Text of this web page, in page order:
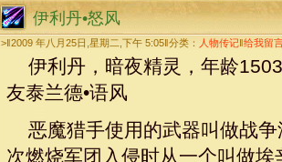
伊利丹•怒风
>‖2009 年八月25日,星期二,下午 5:05‖分类： 人物传记 给我留
伊利丹，暗夜精灵，年龄
友泰兰德•语风
恶魔猎手使用的武器叫做战
次燃烧军团入侵时从一个叫做